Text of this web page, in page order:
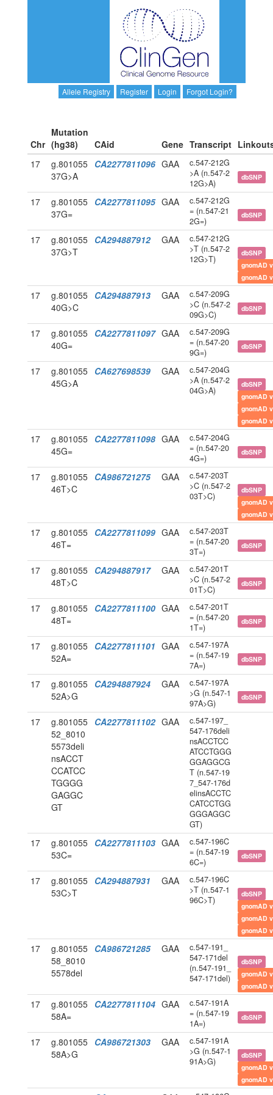
Allele Registry Register Login Forgot Login?
Chr
Mutation
(hg38)
CAid Gene Transcript
17
g.801055
37G>A
CA2277811096 GAA
c.547-212G
>A (n.547-2
12G>A)
dbSNP
17
g.801055
37G=
CA2277811095 GAA
c.547-212G
= (n.547-21
2G=)
dbSNP
17
g.801055
37G>T
CA294887912 GAA
c.547-212G
>T (n.547-2
12G>T)
dbSNP
gnomAD
gnomAD
17
g.801055
40G>C
CA294887913 GAA
c.547-209G
>C (n.547-2
09G>C)
dbSNP
17
g.801055
40G=
CA2277811097 GAA
c.547-209G
= (n.547-20
9G=)
dbSNP
17
g.801055
45G>A
CA627698539 GAA
c.547-204G
>A (n.547-2
04G>A)
dbSNP
gnomAD
gnomAD
gnomAD
17
g.801055
45G=
CA2277811098 GAA
c.547-204G
= (n.547-20
4G=)
dbSNP
17
g.801055
46T>C
CA986721275 GAA
c.547-203T
>C (n.547-2
03T>C)
dbSNP
gnomAD
gnomAD
17
g.801055
46T=
CA2277811099 GAA
c.547-203T
= (n.547-20
3T=)
dbSNP
17
g.801055
48T>C
CA294887917 GAA
c.547-201T
>C (n.547-2
01T>C)
dbSNP
17
g.801055
48T=
CA2277811100 GAA
c.547-201T
= (n.547-20
1T=)
dbSNP
17
g.801055
52A=
CA2277811101 GAA
c.547-197A
= (n.547-19
7A=)
dbSNP
17
g.801055
52A>G
CA294887924 GAA
c.547-197A
>G (n.547-1
97A>G)
dbSNP
17
g.801055
52_8010
5573deli
nsACCT
CCATCC
TGGGG
GAGGC
GT
CA2277811102 GAA
c.547-197_
547-176deli
nsACCTCC
ATCCTGGG
GGAGGCG
T (n.547-19
7_547-176d
elinsACCTC
CATCCTGG
GGGAGGC
GT)
17
g.801055
53C=
CA2277811103 GAA
c.547-196C
= (n.547-19
6C=)
dbSNP
17
g.801055
53C>T
CA294887931 GAA
c.547-196C
>T (n.547-1
96C>T)
dbSNP
gnomAD
gnomAD
gnomAD
17
g.801055
58_8010
5578del
CA986721285 GAA
c.547-191_
547-171del
(n.547-191_
547-171del)
dbSNP
gnomAD
gnomAD
17
g.801055
58A=
CA2277811104 GAA
c.547-191A
= (n.547-19
1A=)
dbSNP
17
g.801055
58A>G
CA986721303 GAA
c.547-191A
>G (n.547-1
91A>G)
dbSNP
gnomAD
gnomAD